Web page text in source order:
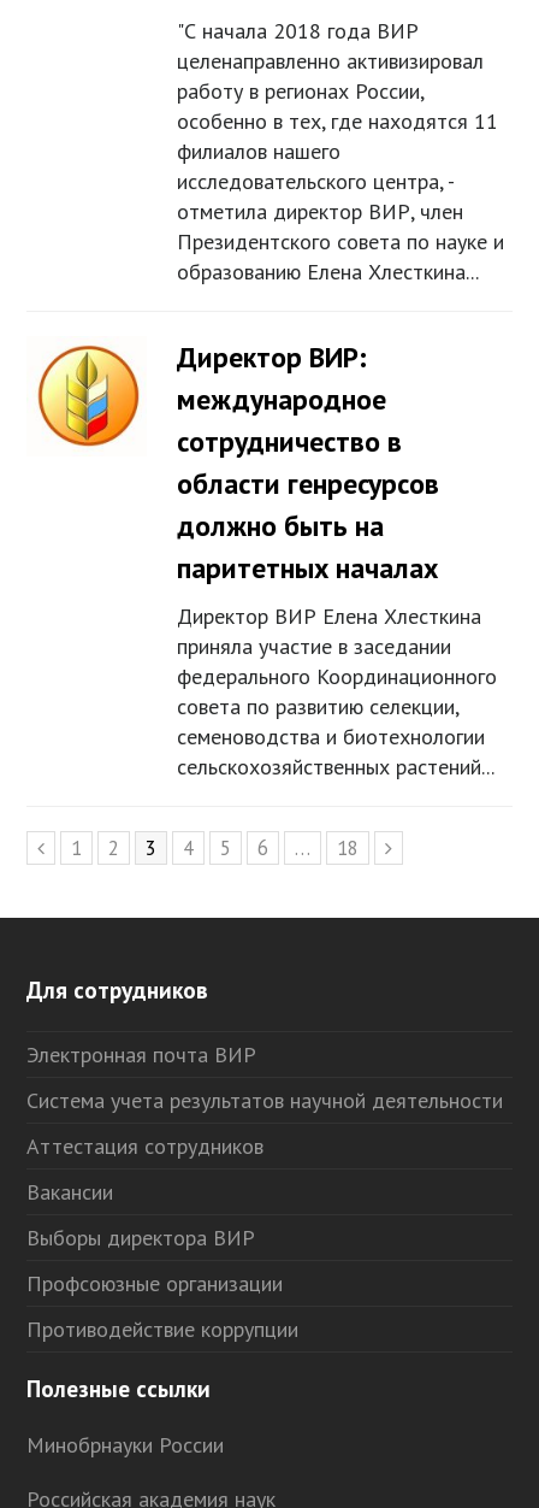
"С начала 2018 года ВИР
целенаправленно активизировал
работу в регионах России,
особенно в тех, где находятся 11
филиалов нашего
исследовательского центра, -
отметила директор ВИР, член
Президентского совета по науке и
образованию Елена Хлесткина...
Директор ВИР:
международное
сотрудничество в
области генресурсов
должно быть на
паритетных началах
Директор ВИР Елена Хлесткина
приняла участие в заседании
федерального Координационного
совета по развитию селекции,
семеноводства и биотехнологии
сельскохозяйственных растений...
Предыдущий
Page
1 Page
2 Page
3 Page
4 Page
5 Page
6 … Page
18
Для сотрудников
Электронная почта ВИР
Система учета результатов научной деятельности
Аттестация сотрудников
Вакансии
Выборы директора ВИР
Профсоюзные организации
Противодействие коррупции
Полезные ссылки
Минобрнауки России
Российская академия наук